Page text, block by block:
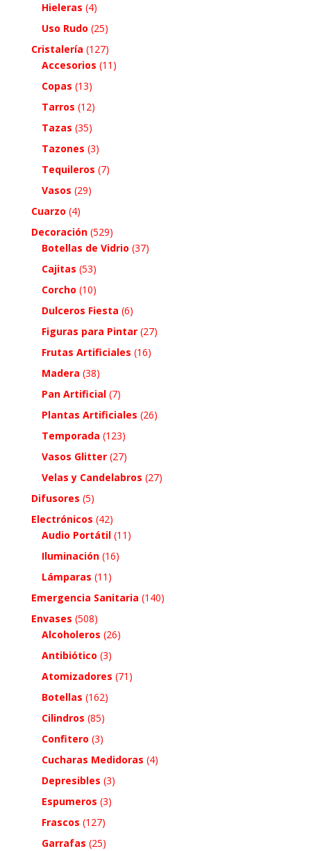
Hieleras (4)
Uso Rudo (25)
Cristalería (127)
Accesorios (11)
Copas (13)
Tarros (12)
Tazas (35)
Tazones (3)
Tequileros (7)
Vasos (29)
Cuarzo (4)
Decoración (529)
Botellas de Vidrio (37)
Cajitas (53)
Corcho (10)
Dulceros Fiesta (6)
Figuras para Pintar (27)
Frutas Artificiales (16)
Madera (38)
Pan Artificial (7)
Plantas Artificiales (26)
Temporada (123)
Vasos Glitter (27)
Velas y Candelabros (27)
Difusores (5)
Electrónicos (42)
Audio Portátil (11)
Iluminación (16)
Lámparas (11)
Emergencia Sanitaria (140)
Envases (508)
Alcoholeros (26)
Antibiótico (3)
Atomizadores (71)
Botellas (162)
Cilindros (85)
Confitero (3)
Cucharas Medidoras (4)
Depresibles (3)
Espumeros (3)
Frascos (127)
Garrafas (25)